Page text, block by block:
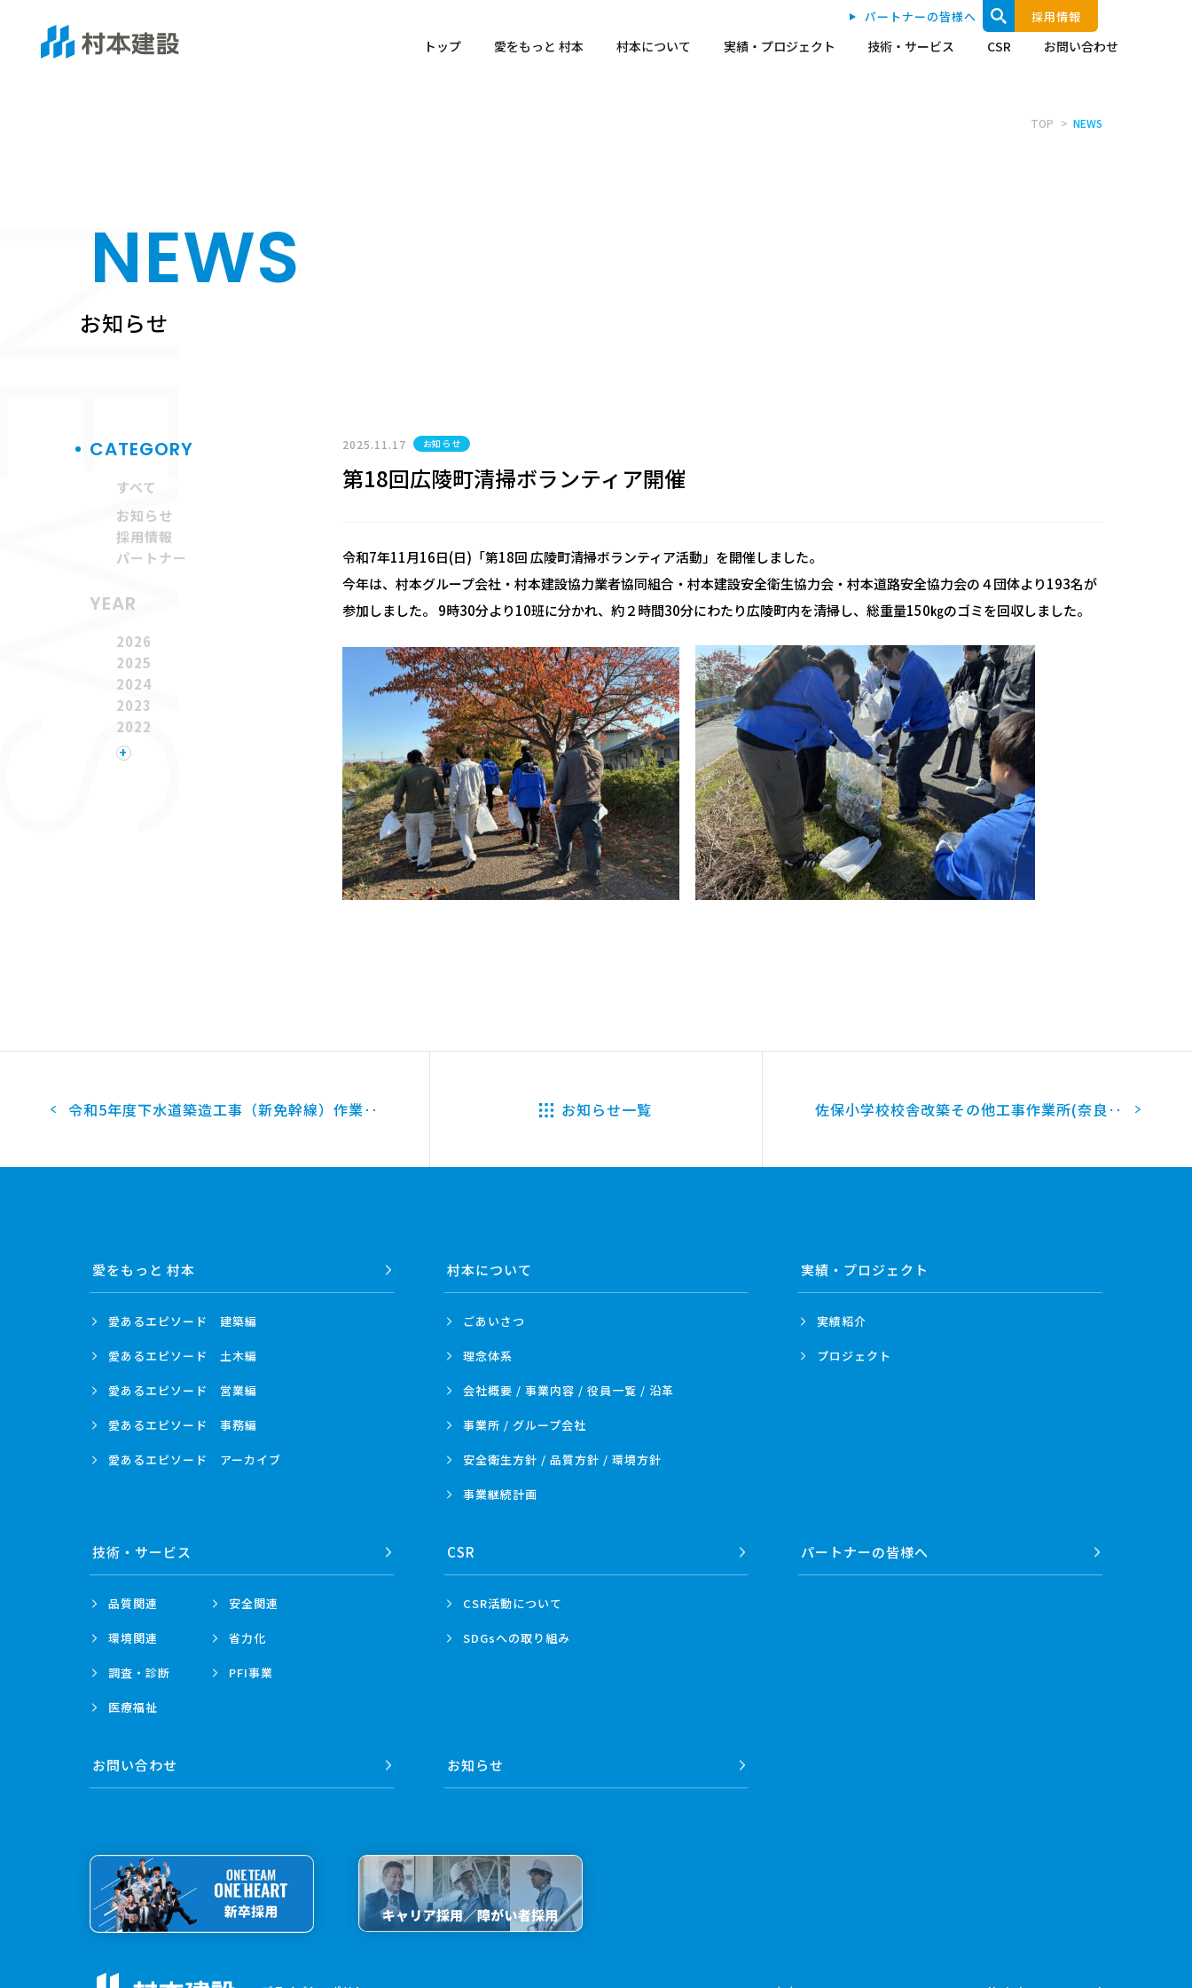
トップ 愛をもっと 村本 村本について 実績・プロジェクト 技術・サービス CSR お問い合わせ
パートナーの皆様へ 採用情報
TOP NEWS
NEWS
お知らせ
CATEGORY
すべて
お知らせ
採用情報
パートナー
YEAR
2026
2025
2024
2023
2022
2021
2004
+
2025.11.17 お知らせ
第18回広陵町清掃ボランティア開催
令和7年11月16日(日)「第18回 広陵町清掃ボランティア活動」を開催しました。
今年は、村本グループ会社・村本建設協力業者協同組合・村本建設安全衛生協力会・村本道路安全協力会の４団体より193名が
参加しました。 9時30分より10班に分かれ、約２時間30分にわたり広陵町内を清掃し、総重量150㎏のゴミを回収しました。
令和5年度下水道築造工事（新免幹線）作業‥ お知らせ一覧 佐保小学校校舎改築その他工事作業所(奈良‥
愛をもっと 村本
愛あるエピソード 建築編
愛あるエピソード 土木編
愛あるエピソード 営業編
愛あるエピソード 事務編
愛あるエピソード アーカイブ
村本について
ごあいさつ
理念体系
会社概要 / 事業内容 / 役員一覧 / 沿革
事業所 / グループ会社
安全衛生方針 / 品質方針 / 環境方針
事業継続計画
実績・プロジェクト
実績紹介
プロジェクト
技術・ サービス
品質関連 安全関連
環境関連 省力化
調査・診断 PFI事業
医療福祉
CSR
CSR活動について
SDGsへの取り組み
パートナーの皆様へ
お問い合わせ お知らせ